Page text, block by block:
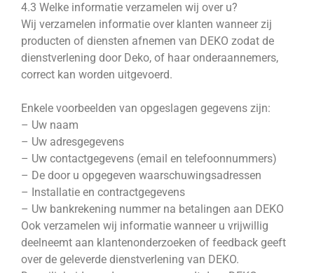
4.3 Welke informatie verzamelen wij over u?
Wij verzamelen informatie over klanten wanneer zij
producten of diensten afnemen van DEKO zodat de
dienstverlening door Deko, of haar onderaannemers,
correct kan worden uitgevoerd.
Enkele voorbeelden van opgeslagen gegevens zijn:
– Uw naam
– Uw adresgegevens
– Uw contactgegevens (email en telefoonnummers)
– De door u opgegeven waarschuwingsadressen
– Installatie en contractgegevens
– Uw bankrekening nummer na betalingen aan DEKO
Ook verzamelen wij informatie wanneer u vrijwillig
deelneemt aan klantenonderzoeken of feedback geeft
over de geleverde dienstverlening van DEKO.